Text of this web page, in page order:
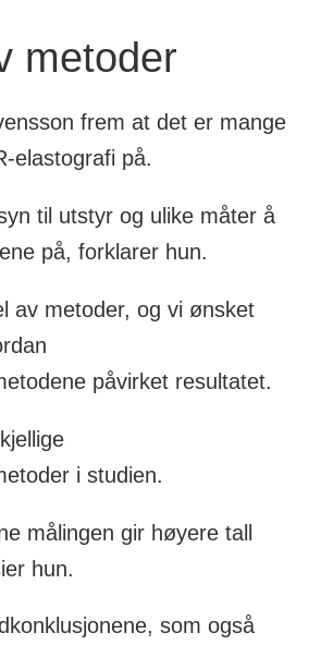
metoder
frem at det er mange
elastografi på.
til utstyr og ulike måter å
på, forklarer hun.
av metoder, og vi ønsket
påvirket resultatet.
i studien.
målingen gir høyere tall
hun.
som også